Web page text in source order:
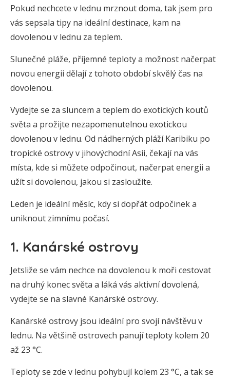
Pokud nechcete v lednu mrznout doma, tak jsem pro
vás sepsala tipy na ideální destinace, kam na
dovolenou v lednu za teplem.
Slunečné pláže, příjemné teploty a možnost načerpat
novou energii dělají z tohoto období skvělý čas na
dovolenou.
Vydejte se za sluncem a teplem do exotických koutů
světa a prožijte nezapomenutelnou exotickou
dovolenou v lednu. Od nádherných pláží Karibiku po
tropické ostrovy v jihovýchodní Asii, čekají na vás
místa, kde si můžete odpočinout, načerpat energii a
užít si dovolenou, jakou si zasloužíte.
Leden je ideální měsíc, kdy si dopřát odpočinek a
uniknout zimnímu počasí.
1. Kanárské ostrovy
Jetsliže se vám nechce na dovolenou k moři cestovat
na druhý konec světa a láká vás aktivní dovolená,
vydejte se na slavné Kanárské ostrovy.
Kanárské ostrovy jsou ideální pro svojí návštěvu v
lednu. Na většině ostrovech panují teploty kolem 20
až 23 °C.
Teploty se zde v lednu pohybují kolem 23 °C, a tak se